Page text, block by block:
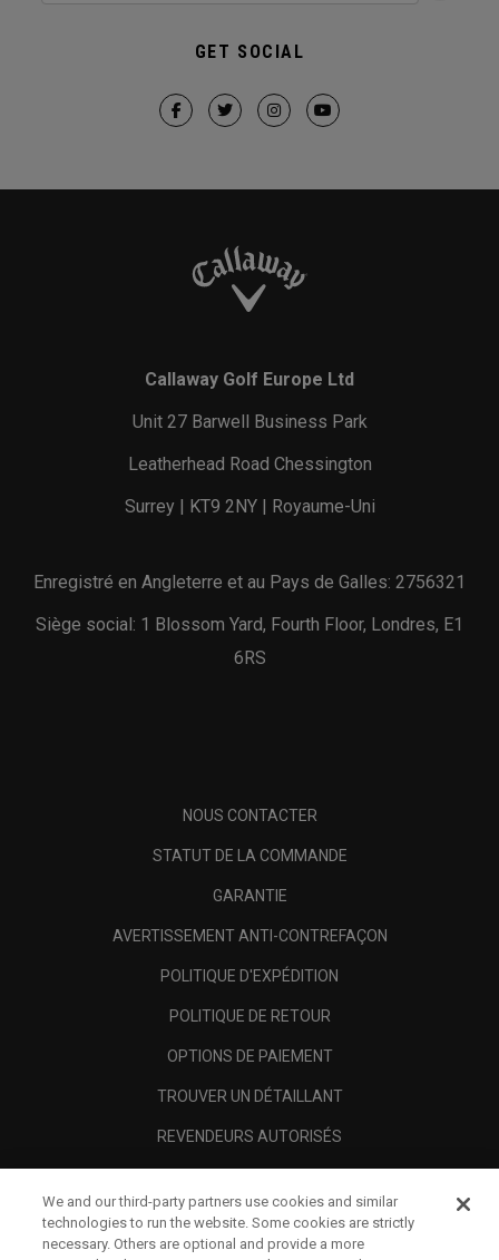
GET SOCIAL
Callaway Golf Europe Ltd
Unit 27 Barwell Business Park
Leatherhead Road Chessington
Surrey | KT9 2NY | Royaume-Uni
Enregistré en Angleterre et au Pays de Galles: 2756321
Siège social: 1 Blossom Yard, Fourth Floor, Londres, E1
6RS
NOUS CONTACTER
STATUT DE LA COMMANDE
GARANTIE
AVERTISSEMENT ANTI-CONTREFAÇON
POLITIQUE D'EXPÉDITION
POLITIQUE DE RETOUR
OPTIONS DE PAIEMENT
TROUVER UN DÉTAILLANT
REVENDEURS AUTORISÉS
A PROPOS
We and our third-party partners use cookies and similar
technologies to run the website. Some cookies are strictly
necessary. Others are optional and provide a more